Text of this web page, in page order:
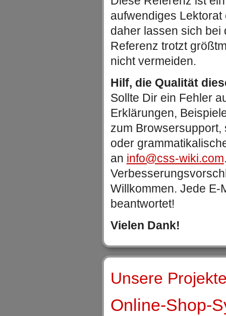
aufwendiges
daher lassen sich bei
Referenz trotzt
nicht vermeiden.
Hilf, die Qualität
Sollte Dir ein Fehler
Erklärungen,
zum
oder
an info@css-wiki.com
Willkommen. Jede E-
beantwortet!
Vielen Dank!
Unsere
Online-Shop-